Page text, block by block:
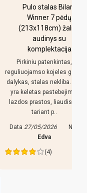
Pulo stalas Bilaro
Winner 7 pėdų
(213x118cm) žalias
audinys su
komplektacija
Pirkiniu patenkintas,
kojeles geras
stalas nekliba. Bet
keletas pastebejimu:
prastos, liaudiskai
tariant p..
27/05/2026
Nuo
(4)